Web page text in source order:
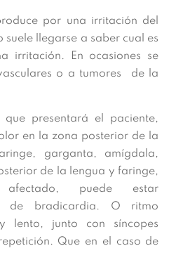
por una irritación del
suele llegarse a saber cual es
irritación. En ocasiones se
o a tumores de la
que presentará el paciente,
en la zona posterior de la
garganta, amígdala,
de la lengua y faringe,
puede estar
de bradicardia. O ritmo
lento, junto con síncopes
Que en el caso de